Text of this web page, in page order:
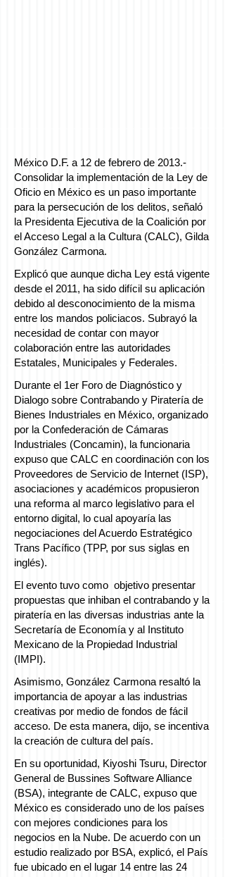
México D.F. a 12 de febrero de 2013.-
Consolidar la implementación de la Ley de
Oficio en México es un paso importante
para la persecución de los delitos, señaló
la Presidenta Ejecutiva de la Coalición por
el Acceso Legal a la Cultura (CALC), Gilda
González Carmona.
Explicó que aunque dicha Ley está vigente
desde el 2011, ha sido difícil su aplicación
debido al desconocimiento de la misma
entre los mandos policiacos. Subrayó la
necesidad de contar con mayor
colaboración entre las autoridades
Estatales, Municipales y Federales.
Durante el 1er Foro de Diagnóstico y
Dialogo sobre Contrabando y Piratería de
Bienes Industriales en México, organizado
por la Confederación de Cámaras
Industriales (Concamin), la funcionaria
expuso que CALC en coordinación con los
Proveedores de Servicio de Internet (ISP),
asociaciones y académicos propusieron
una reforma al marco legislativo para el
entorno digital, lo cual apoyaría las
negociaciones del Acuerdo Estratégico
Trans Pacífico (TPP, por sus siglas en
inglés).
El evento tuvo como objetivo presentar
propuestas que inhiban el contrabando y la
piratería en las diversas industrias ante la
Secretaría de Economía y al Instituto
Mexicano de la Propiedad Industrial
(IMPI).
Asimismo, González Carmona resaltó la
importancia de apoyar a las industrias
creativas por medio de fondos de fácil
acceso. De esta manera, dijo, se incentiva
la creación de cultura del país.
En su oportunidad, Kiyoshi Tsuru, Director
General de Bussines Software Alliance
(BSA), integrante de CALC, expuso que
México es considerado uno de los países
con mejores condiciones para los
negocios en la Nube. De acuerdo con un
estudio realizado por BSA, explicó, el País
fue ubicado en el lugar 14 entre las 24